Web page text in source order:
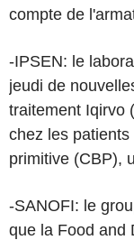
compte de
-IPSEN: le
jeudi de
traitement Iqirvo
chez les
primitive (CBP),
-SANOFI: le
que la Food and